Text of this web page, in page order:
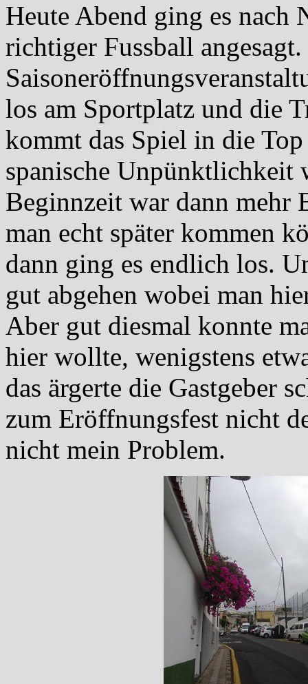
Heute Abend ging es nach
richtiger Fussball
los am Sportplatz und die
kommt das Spiel in die
spanische Unpünktlichkeit
Beginnzeit war dann mehr
man echt später kommen
dann ging es endlich los.
gut abgehen wobei man
Aber gut diesmal konnte
hier wollte, wenigstens
das ärgerte die Gastgeber
zum Eröffnungsfest nicht
nicht mein Problem.